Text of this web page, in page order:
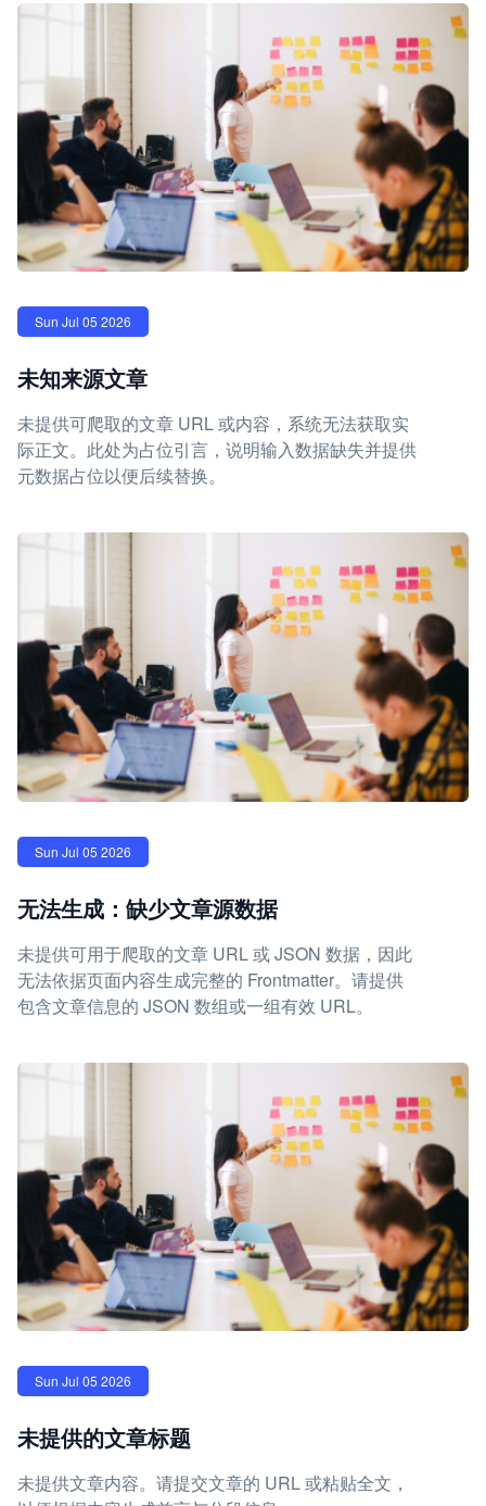
Sun Jul 05 2026
未知来源文章
未提供可爬取的文章 URL 或内容，系统无法获取实
际正文。此处为占位引言，说明输入数据缺失并提供
元数据占位以便后续替换。
Sun Jul 05 2026
无法生成：缺少文章源数据
未提供可用于爬取的文章 URL 或 JSON 数据，因此
无法依据页面内容生成完整的 Frontmatter。请提供
包含文章信息的 JSON 数组或一组有效 URL。
Sun Jul 05 2026
未提供的文章标题
未提供文章内容。请提交文章的 URL 或粘贴全文，